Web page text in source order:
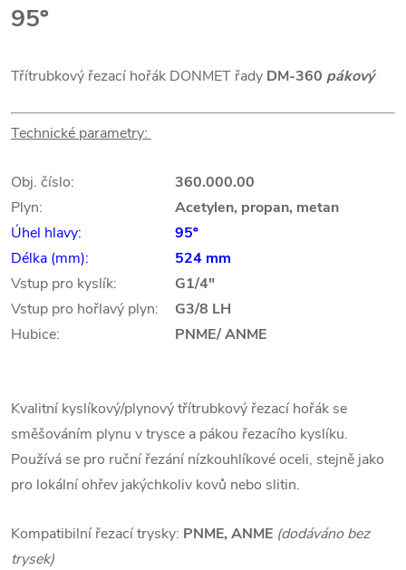
95º
Třítrubkový řezací hořák DONMET řady DM-360 pákový
Technické parametry:
Obj. číslo:
360.000.00
Plyn:
Acetylen, propan, metan
Úhel hlavy:
95º
Délka (mm):
524 mm
Vstup pro kyslík:
G1/4"
Vstup pro hořlavý plyn:
G3/8 LH
Hubice:
PNME/ ANME
Kvalitní kyslíkový/plynový třítrubkový řezací hořák se
směšováním plynu v trysce a pákou řezacího kyslíku.
Používá se pro ruční řezání nízkouhlíkové oceli, stejně jako
pro lokální ohřev jakýchkoliv kovů nebo slitin.
Kompatibilní řezací trysky: PNME, ANME (dodáváno bez
trysek)